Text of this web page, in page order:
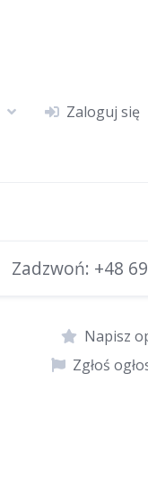
Zaloguj się
Zadzwoń: +48
Napisz
Zgłoś